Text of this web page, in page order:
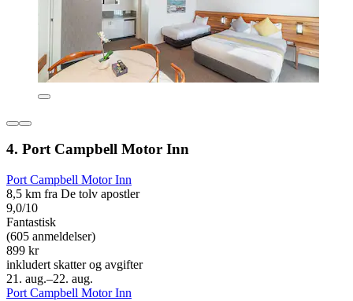
4. Port Campbell Motor Inn
Port Campbell Motor Inn
8,5 km fra De tolv apostler
9,0/10
Fantastisk
(605 anmeldelser)
899 kr
inkludert skatter og avgifter
21. aug.–22. aug.
Port Campbell Motor Inn